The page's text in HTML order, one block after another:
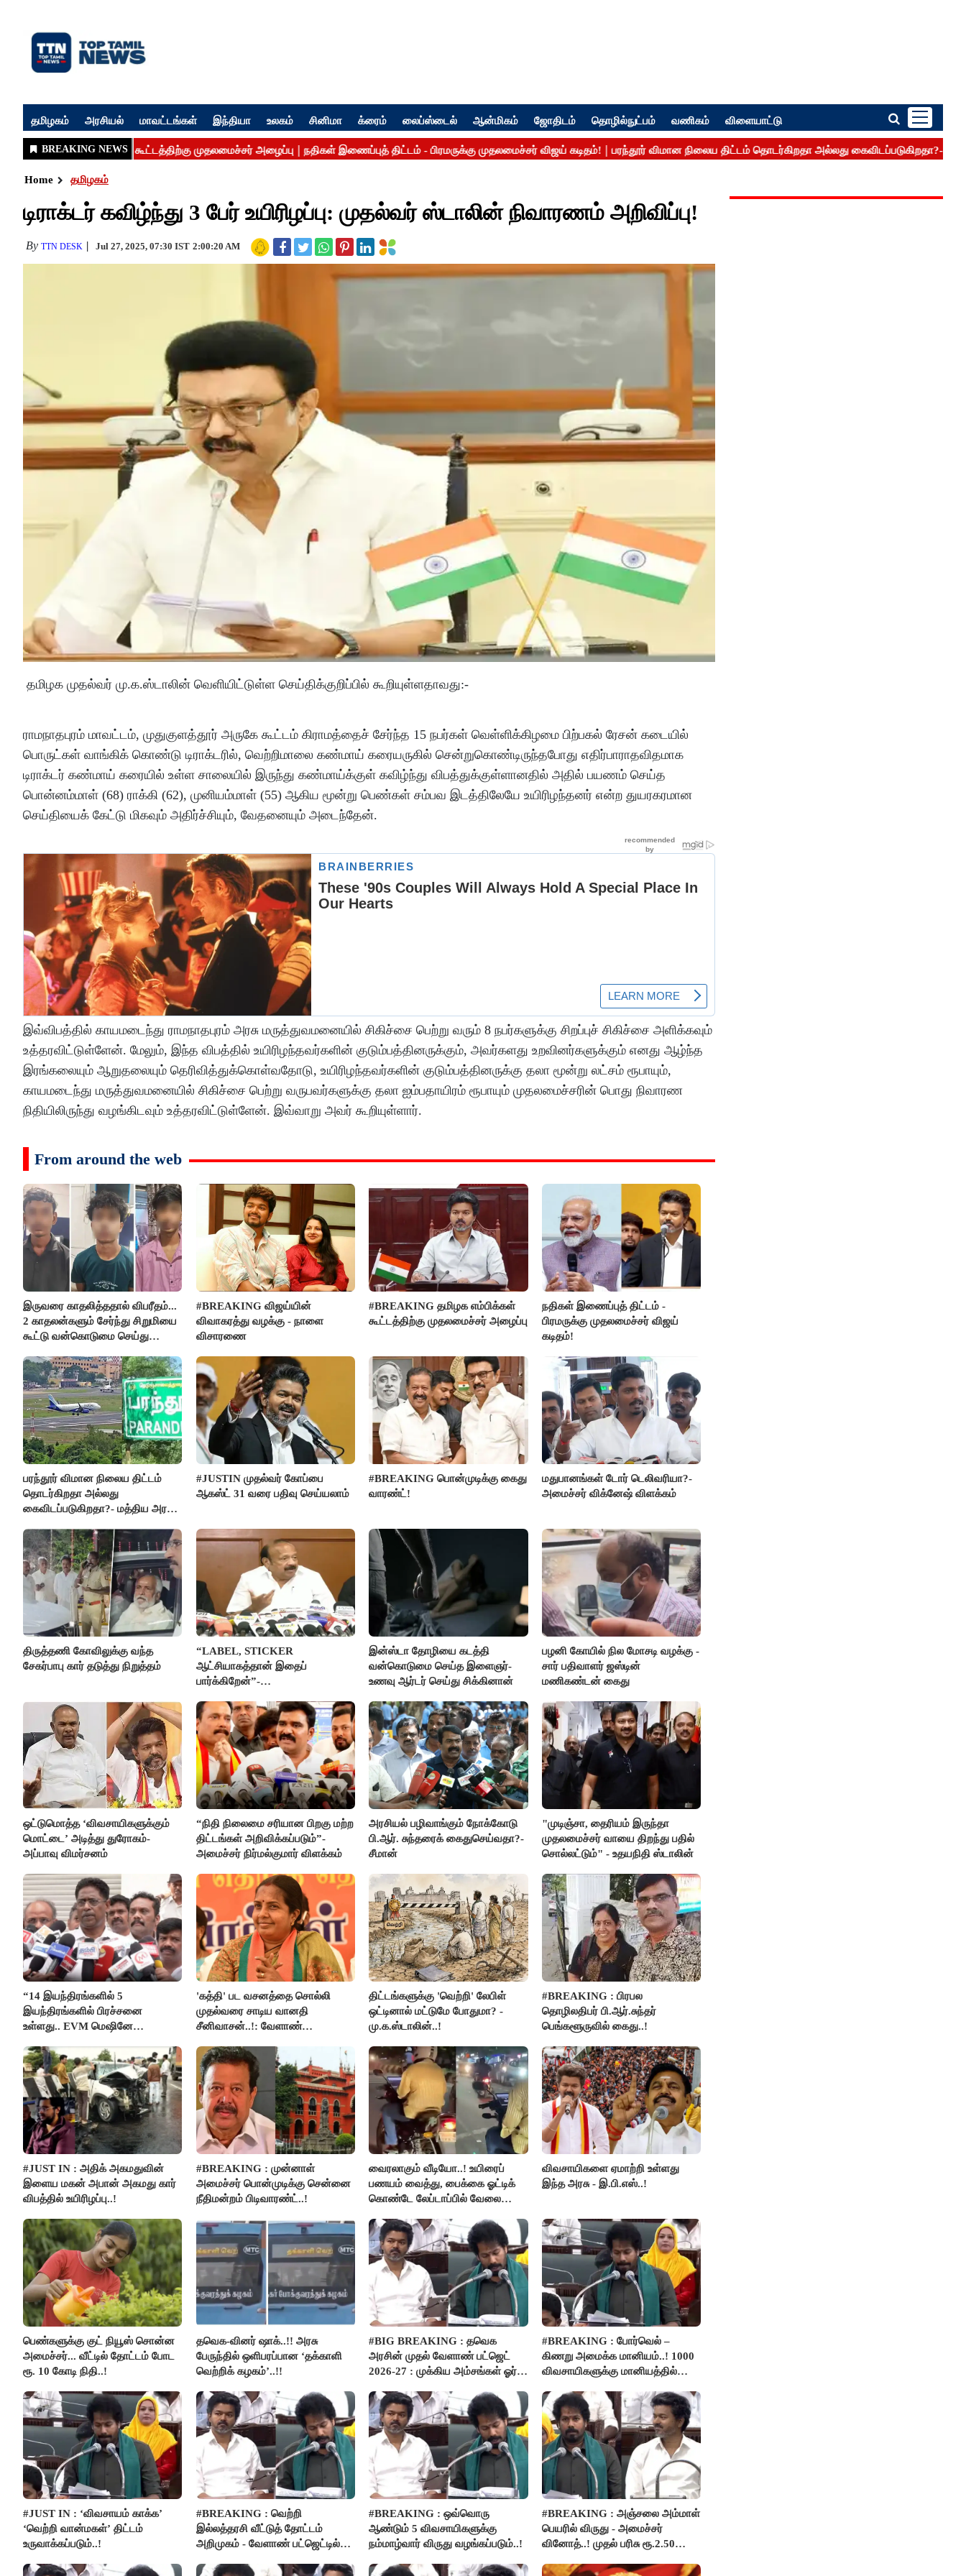
தமிழகம் அரசியல் மாவட்டங்கள் இந்தியா உலகம் சினிமா க்ரைம் லைப்ஸ்டைல் ஆன்மிகம் ஜோதிடம் தொழில்நுட்பம் வணிகம் விளையாட்டு
Home தமிழகம்
டிராக்டர் கவிழ்ந்து 3 பேர் உயிரிழப்பு: முதல்வர் ஸ்டாலின் நிவாரணம் அறிவிப்பு!
By TTN DESK Jul 27, 2025, 07:30 IST 2:00:20 AM
தமிழக முதல்வர் மு.க.ஸ்டாலின் வெளியிட்டுள்ள செய்திக்குறிப்பில் கூறியுள்ளதாவது:-
ராமநாதபுரம் மாவட்டம், முதுகுளத்தூர் அருகே கூட்டம் கிராமத்தைச் சேர்ந்த 15 நபர்கள் வெள்ளிக்கிழமை பிற்பகல் ரேசன் கடையில்
பொருட்கள் வாங்கிக் கொண்டு டிராக்டரில், வெற்றிமாலை கண்மாய் கரையருகில் சென்றுகொண்டிருந்தபோது எதிர்பாராதவிதமாக
டிராக்டர் கண்மாய் கரையில் உள்ள சாலையில் இருந்து கண்மாய்க்குள் கவிழ்ந்து விபத்துக்குள்ளானதில் அதில் பயணம் செய்த
பொன்னம்மாள் (68) ராக்கி (62), முனியம்மாள் (55) ஆகிய மூன்று பெண்கள் சம்பவ இடத்திலேயே உயிரிழந்தனர் என்ற துயரகரமான
செய்தியைக் கேட்டு மிகவும் அதிர்ச்சியும், வேதனையும் அடைந்தேன்.
இவ்விபத்தில் காயமடைந்து ராமநாதபுரம் அரசு மருத்துவமனையில் சிகிச்சை பெற்று வரும் 8 நபர்களுக்கு சிறப்புச் சிகிச்சை அளிக்கவும்
உத்தரவிட்டுள்ளேன். மேலும், இந்த விபத்தில் உயிரிழந்தவர்களின் குடும்பத்தினருக்கும், அவர்களது உறவினர்களுக்கும் எனது ஆழ்ந்த
இரங்கலையும் ஆறுதலையும் தெரிவித்துக்கொள்வதோடு, உயிரிழந்தவர்களின் குடும்பத்தினருக்கு தலா மூன்று லட்சம் ரூபாயும்,
காயமடைந்து மருத்துவமனையில் சிகிச்சை பெற்று வருபவர்களுக்கு தலா ஐம்பதாயிரம் ரூபாயும் முதலமைச்சரின் பொது நிவாரண
நிதியிலிருந்து வழங்கிடவும் உத்தரவிட்டுள்ளேன். இவ்வாறு அவர் கூறியுள்ளார்.
From around the web
இருவரை காதலித்ததால் விபரீதம்...
2 காதலன்களும் சேர்ந்து சிறுமியை
கூட்டு வன்கொடுமை செய்து
#BREAKING விஜய்யின்
விவாகரத்து வழக்கு - நாளை
விசாரணை
#BREAKING தமிழக எம்பிக்கள்
கூட்டத்திற்கு முதலமைச்சர் அழைப்பு
நதிகள் இணைப்புத் திட்டம் -
பிரமருக்கு முதலமைச்சர் விஜய்
கடிதம்!
பரந்தூர் விமான நிலைய திட்டம்
தொடர்கிறதா அல்லது
கைவிடப்படுகிறதா?- மத்திய அரசு
#JUSTIN முதல்வர் கோப்பை
ஆகஸ்ட் 31 வரை பதிவு செய்யலாம்
#BREAKING பொன்முடிக்கு கைது
வாரண்ட்!
மதுபானங்கள் டோர் டெலிவரியா?-
அமைச்சர் விக்னேஷ் விளக்கம்
திருத்தணி கோவிலுக்கு வந்த
சேகர்பாபு கார் தடுத்து நிறுத்தம்
“LABEL, STICKER
ஆட்சியாகத்தான் இதைப்
பார்க்கிறேன்”-
இன்ஸ்டா தோழியை கடத்தி
வன்கொடுமை செய்த இளைஞர்-
உணவு ஆர்டர் செய்து சிக்கினான்
பழனி கோயில் நில மோசடி வழக்கு -
சார் பதிவாளர் ஜஸ்டின்
மணிகண்டன் கைது
ஒட்டுமொத்த ‘விவசாயிகளுக்கும்
மொட்டை’ அடித்து துரோகம்-
அப்பாவு விமர்சனம்
“நிதி நிலைமை சரியான பிறகு மற்ற
திட்டங்கள் அறிவிக்கப்படும்”-
அமைச்சர் நிர்மல்குமார் விளக்கம்
அரசியல் பழிவாங்கும் நோக்கோடு
பி.ஆர். சுந்தரைக் கைதுசெய்வதா?-
சீமான்
"முடிஞ்சா, தைரியம் இருந்தா
முதலமைச்சர் வாயை திறந்து பதில்
சொல்லட்டும்" - உதயநிதி ஸ்டாலின்
“14 இயந்திரங்களில் 5
இயந்திரங்களில் பிரச்சனை
உள்ளது.. EVM மெஷினே
இளங்கோ
'கத்தி' பட வசனத்தை சொல்லி
முதல்வரை சாடிய வானதி
சீனிவாசன்..!: வேளாண்
திட்டங்களுக்கு 'வெற்றி' லேபிள்
ஒட்டினால் மட்டுமே போதுமா? -
மு.க.ஸ்டாலின்..!
#BREAKING : பிரபல
தொழிலதிபர் பி.ஆர்.சுந்தர்
பெங்களூருவில் கைது..!
#JUST IN : அதிக் அகமதுவின்
இளைய மகன் அபான் அகமது கார்
விபத்தில் உயிரிழப்பு..!
#BREAKING : முன்னாள்
அமைச்சர் பொன்முடிக்கு சென்னை
நீதிமன்றம் பிடிவாரண்ட்..!
வைரலாகும் வீடியோ..! உயிரைப்
பணயம் வைத்து, பைக்கை ஓட்டிக்
கொண்டே லேப்டாப்பில் வேலை
விவசாயிகளை ஏமாற்றி உள்ளது
இந்த அரசு - இ.பி.எஸ்..!
பெண்களுக்கு குட் நியூஸ் சொன்ன
அமைச்சர்... வீட்டில் தோட்டம் போட
ரூ. 10 கோடி நிதி..!
தவெக-வினர் ஷாக்..!! அரசு
பேருந்தில் ஒளிபரப்பான ‘தக்காளி
வெற்றிக் கழகம்’..!!
#BIG BREAKING : தவெக
அரசின் முதல் வேளாண் பட்ஜெட்
2026-27 : முக்கிய அம்சங்கள் ஓர்
#BREAKING : போர்வெல் –
கிணறு அமைக்க மானியம்..! 1000
விவசாயிகளுக்கு மானியத்தில்
#JUST IN : ‘விவசாயம் காக்க’
‘வெற்றி வான்மகள்’ திட்டம்
உருவாக்கப்படும்..!
#BREAKING : வெற்றி
இல்லத்தரசி வீட்டுத் தோட்டம்
அறிமுகம் - வேளாண் பட்ஜெட்டில்
#BREAKING : ஒவ்வொரு
ஆண்டும் 5 விவசாயிகளுக்கு
நம்மாழ்வார் விருது வழங்கப்படும்..!
#BREAKING : அஞ்சலை அம்மாள்
பெயரில் விருது - அமைச்சர்
வினோத்..! முதல் பரிசு ரூ.2.50